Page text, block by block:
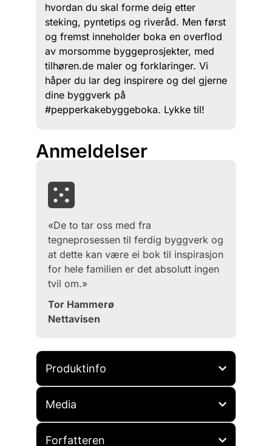
hvordan du skal forme deig etter
steking, pyntetips og riveråd. Men først
og fremst inneholder boka en overflod
av morsomme byggeprosjekter, med
tilhøren.de maler og forklaringer. Vi
håper du lar deg inspirere og del gjerne
dine byggverk på
#pepperkakebyggeboka. Lykke til!
Anmeldelser
«De to tar oss med fra
tegneprosessen til ferdig byggverk og
at dette kan være ei bok til inspirasjon
for hele familien er det absolutt ingen
tvil om.»
Tor Hammerø
Nettavisen
Produktinfo
Media
Forfatteren